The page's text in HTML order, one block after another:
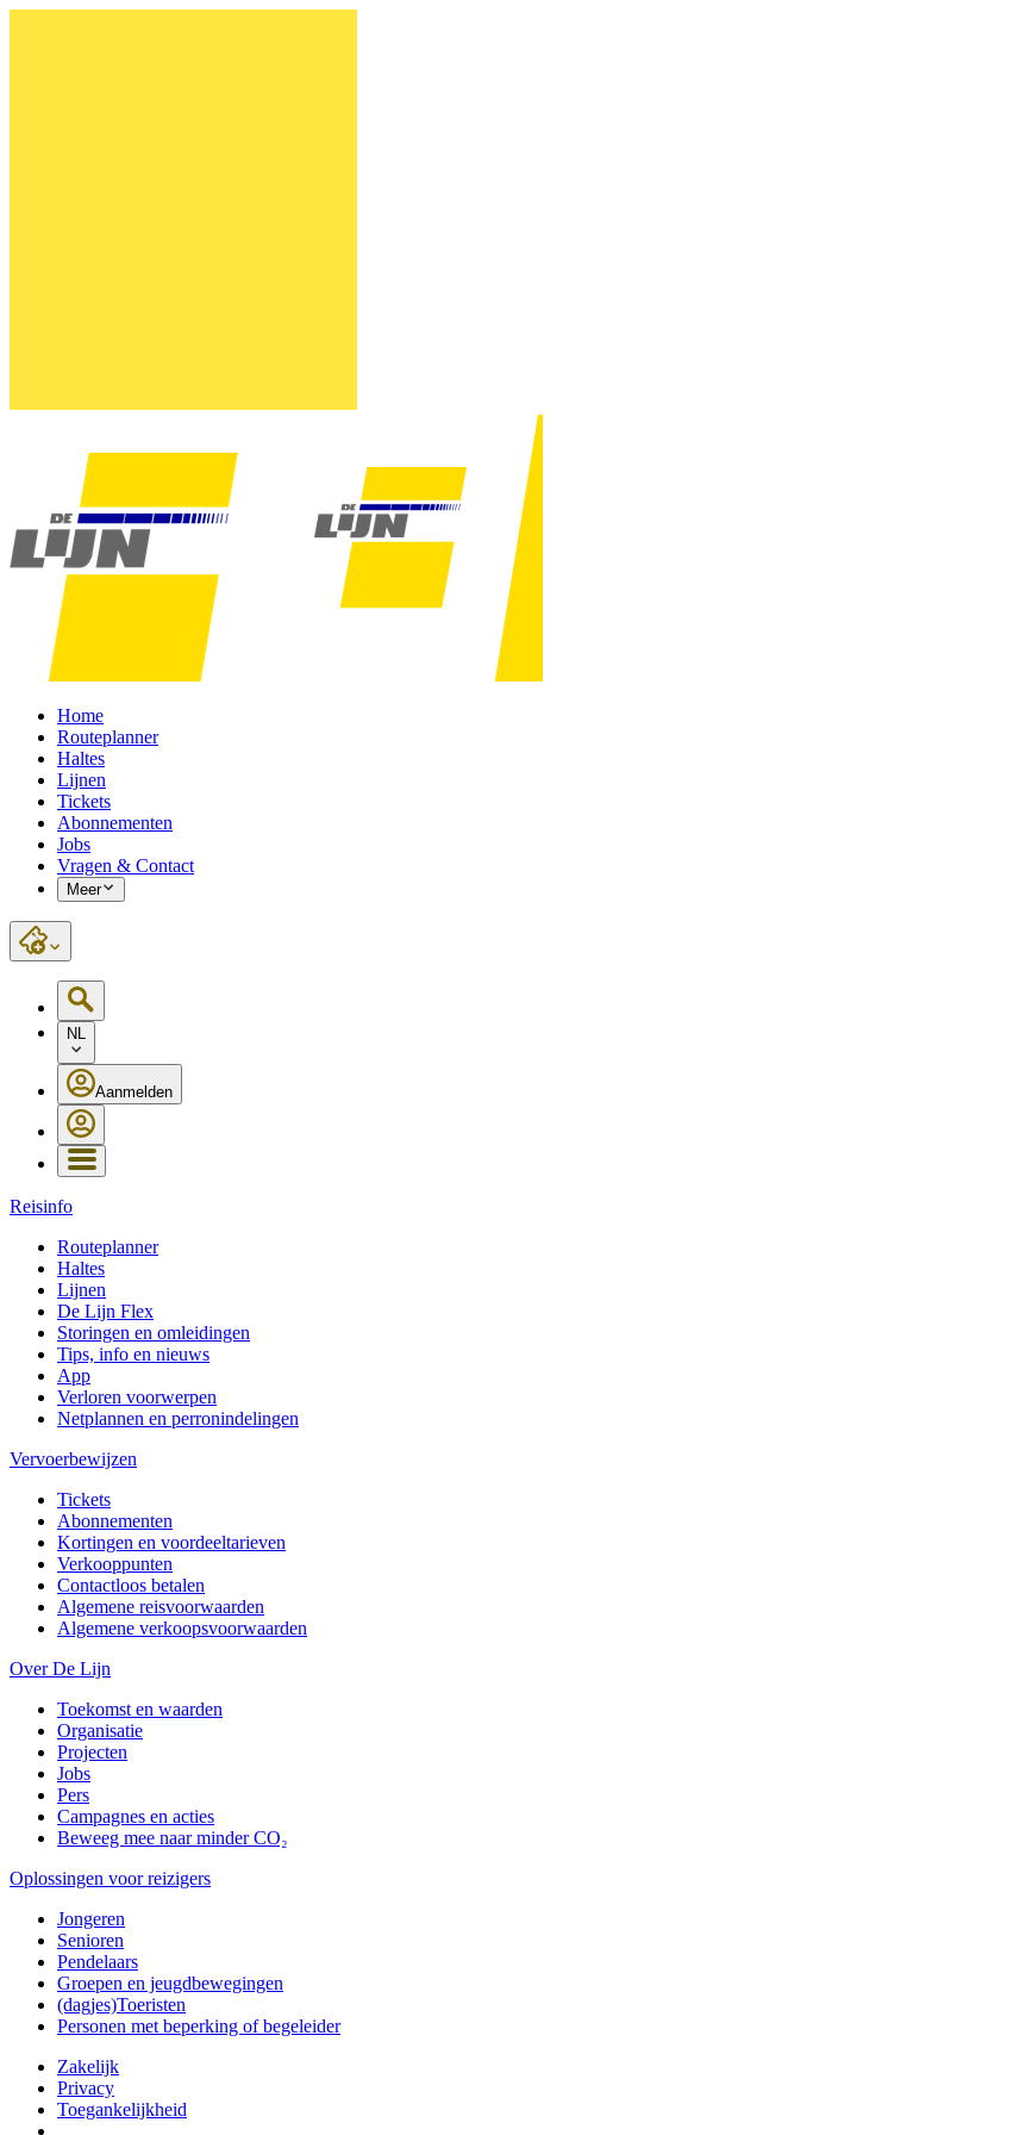
Home
Routeplanner
Haltes
Lijnen
Tickets
Abonnementen
Jobs
Vragen & Contact
Meer
NL
Aanmelden
Reisinfo
Routeplanner
Haltes
Lijnen
De Lijn Flex
Storingen en omleidingen
Tips, info en nieuws
App
Verloren voorwerpen
Netplannen en perronindelingen
Vervoerbewijzen
Tickets
Abonnementen
Kortingen en voordeeltarieven
Verkooppunten
Contactloos betalen
Algemene reisvoorwaarden
Algemene verkoopsvoorwaarden
Over De Lijn
Toekomst en waarden
Organisatie
Projecten
Jobs
Pers
Campagnes en acties
Beweeg mee naar minder CO₂
Oplossingen voor reizigers
Jongeren
Senioren
Pendelaars
Groepen en jeugdbewegingen
(dagjes)Toeristen
Personen met beperking of begeleider
Zakelijk
Privacy
Toegankelijkheid